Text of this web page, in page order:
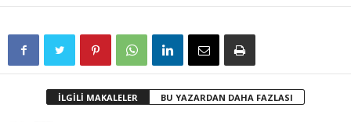
İLGİLİ MAKALELER BU YAZARDAN DAHA FAZLASI